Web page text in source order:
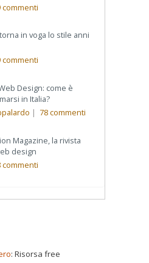
commenti
in voga lo stile anni
commenti
Design: come è
in Italia?
| 78commenti
Magazine, la rivista
design
commenti
: Risorsa free